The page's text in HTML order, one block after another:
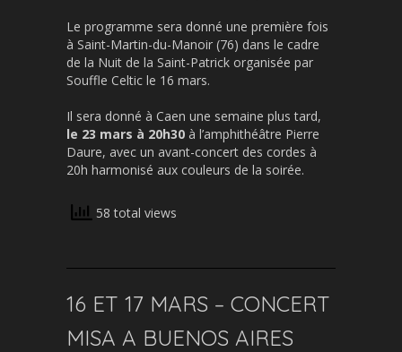
Le programme sera donné une première fois
à Saint-Martin-du-Manoir (76) dans le cadre
de la Nuit de la Saint-Patrick organisée par
Souffle Celtic le 16 mars.
Il sera donné à Caen une semaine plus tard,
le 23 mars à 20h30 à l’amphithéâtre Pierre
Daure, avec un avant-concert des cordes à
20h harmonisé aux couleurs de la soirée.
58 total views
16 ET 17 MARS – CONCERT
MISA A BUENOS AIRES